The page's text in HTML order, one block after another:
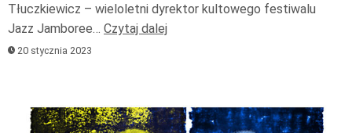
Tłuczkiewicz – wieloletni dyrektor kultowego festiwalu
Jazz Jamboree… Czytaj dalej
20 stycznia 2023
Odtwarzacz
plików